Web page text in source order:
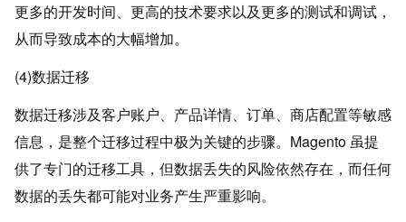
更多的开发时间、更高的技术要求以及更多的测试和调试，
从而导致成本的大幅增加。
(4)数据迁移
数据迁移涉及客户账户、产品详情、订单、商店配置等敏感
信息，是整个迁移过程中极为关键的步骤。Magento 虽提
供了专门的迁移工具，但数据丢失的风险依然存在，而任何
数据的丢失都可能对业务产生严重影响。